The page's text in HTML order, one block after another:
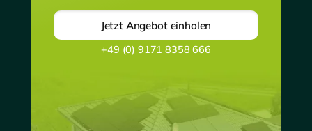
Jetzt Angebot einholen
+49 (0) 9171 8358 666